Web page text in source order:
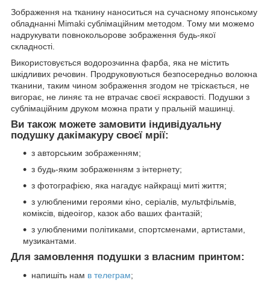
Зображення на тканину наноситься на сучасному японському
обладнанні Mimaki сублімаційним методом. Тому ми можемо
надрукувати повнокольорове зображення будь-якої
складності.
Використовується водорозчинна фарба, яка не містить
шкідливих речовин. Продруковуються безпосередньо волокна
тканини, таким чином зображення згодом не тріскається, не
вигорає, не линяє та не втрачає своєї яскравості. Подушки з
сублімаційним друком можна прати у пральній машинці.
Ви також можете замовити індивідуальну
подушку дакімакуру своєї мрії:
з авторським зображенням;
з будь-яким зображенням з інтернету;
з фотографією, яка нагадує найкращі миті життя;
з улюбленими героями кіно, серіалів, мультфільмів,
коміксів, відеоігор, казок або ваших фантазій;
з улюбленими політиками, спортсменами, артистами,
музикантами.
Для замовлення подушки з власним принтом:
напишіть нам в телеграм;